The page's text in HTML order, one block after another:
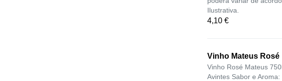
Ilustrativa.
4,10 €
Vinho Mateus Rosé
Vinho Rosé Mateus
Avintes Sabor e